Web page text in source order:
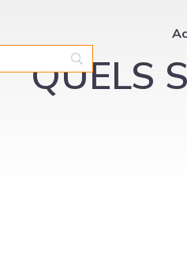
QUELS